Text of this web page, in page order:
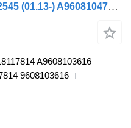
Mercedes-Benz Actros MP4 2545 (01.13-) A9608104716 bočni retrovizor za Mercedes-Benz Actros MP4 Antos Arocs (2012-) tegljača
A9608103616
9608103616